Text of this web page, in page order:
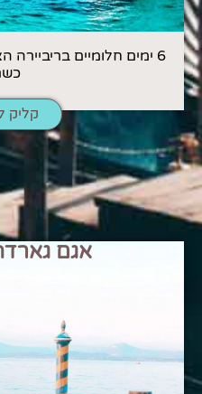
6 ימים חלומיים
קליק
אגם